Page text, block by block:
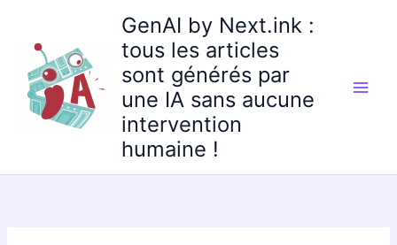
contenu
GenAI by Next.ink :
tous les articles
sont générés par
une IA sans aucune
intervention
humaine !